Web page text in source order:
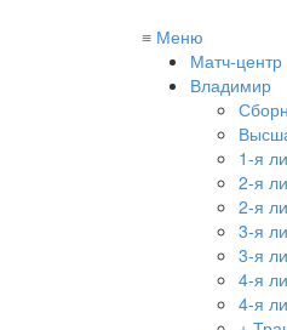
≡ Меню
Матч-центр
Владимир
1-я
2-я
2-я
3-я
3-я
4-я
4-я